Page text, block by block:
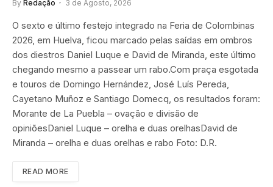
By Redação 3 de Agosto, 2026
O sexto e último festejo integrado na Feria de Colombinas
2026, em Huelva, ficou marcado pelas saídas em ombros
dos diestros Daniel Luque e David de Miranda, este último
chegando mesmo a passear um rabo.Com praça esgotada
e touros de Domingo Hernández, José Luís Pereda,
Cayetano Muñoz e Santiago Domecq, os resultados foram:
Morante de La Puebla – ovação e divisão de
opiniõesDaniel Luque – orelha e duas orelhasDavid de
Miranda – orelha e duas orelhas e rabo Foto: D.R.
READ MORE